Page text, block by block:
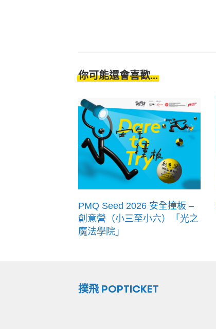
你可能還會喜歡...
PMQ Seed 2026 安全撞板 –
創意營（小三至小六）「光之
魔法學院」
撲飛 POPTICKET